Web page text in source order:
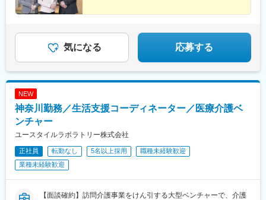
気になる 応募する
NEW
神奈川勤務／生活支援コーディネーター／医療介護ベ
ンチャー
ユースタイルラボラトリー株式会社
正社員 転勤なし 5名以上採用
職種未経験歓迎
業種未経験歓迎
【面談確約】訪問介護事業をけん引する大型ベンチャーで、介護